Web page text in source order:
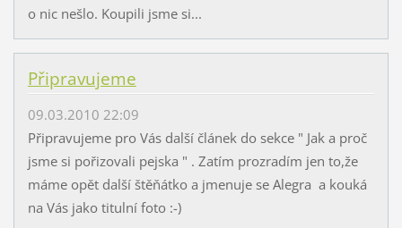
o nic nešlo. Koupili jsme si...
Připravujeme
09.03.2010 22:09
Připravujeme pro Vás další článek do sekce " Jak a proč
jsme si pořizovali pejska " . Zatím prozradím jen to,že
máme opět další štěňátko a jmenuje se Alegra a kouká
na Vás jako titulní foto :-)